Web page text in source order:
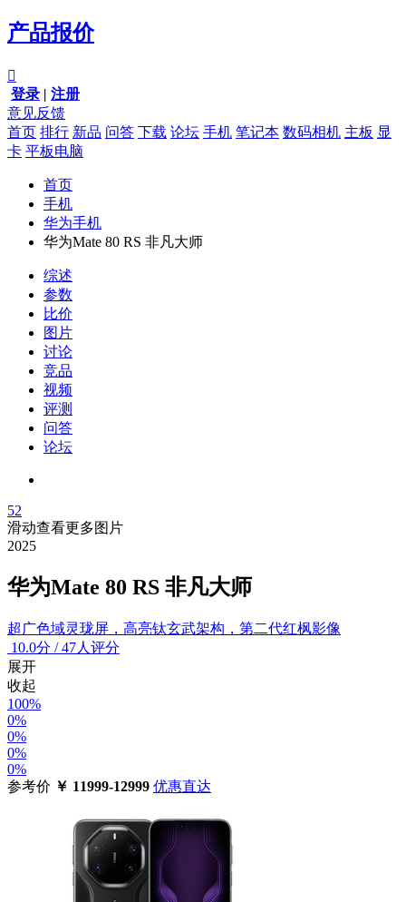
产品报价

登录 | 注册
意见反馈
首页 排行 新品 问答 下载 论坛 手机 笔记本 数码相机 主板 显
卡 平板电脑
首页
手机
华为手机
华为Mate 80 RS 非凡大师
综述
参数
比价
图片
讨论
竞品
视频
评测
问答
论坛
52
滑动查看更多图片
2025
华为Mate 80 RS 非凡大师
超广色域灵珑屏，高亮钛玄武架构，第二代红枫影像
10.0分 /47人评分
展开
收起
100%
0%
0%
0%
0%
参考价 ￥ 11999-12999 优惠直达